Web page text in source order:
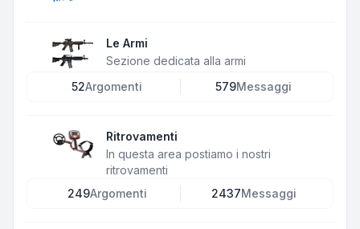
Le Armi
Sezione dedicata alla armi
52Argomenti 579Messaggi
Ritrovamenti
In questa area postiamo i nostri
ritrovamenti
249Argomenti 2437Messaggi